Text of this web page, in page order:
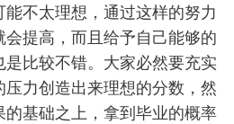
不太理想，通过这样的努力
提高，而且给予自己能够的
比较不错。大家必然要充实
压力创造出来理想的分数，然
基础之上，拿到毕业的概率